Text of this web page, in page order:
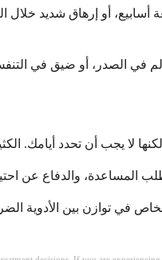
أسابيع، أو إرهاق شديد
في توازن بين الأدوية